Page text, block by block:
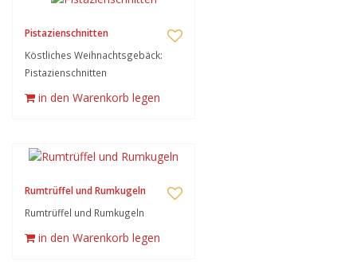
Pistazienschnitten
Köstliches Weihnachtsgebäck:
Pistazienschnitten
in den Warenkorb legen
Rumtrüffel und Rumkugeln
Rumtrüffel und Rumkugeln
in den Warenkorb legen